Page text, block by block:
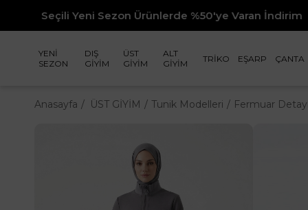
Sezon Ürünlerde %50'ye Varan İndirim
YENİ
SEZON
DIŞ
GİYİM
ÜST
GİYİM
ALT
GİYİM
TRİKO EŞARP ÇANTA
Anasayfa ÜST GİYİM Tunik Modelleri Fermuar